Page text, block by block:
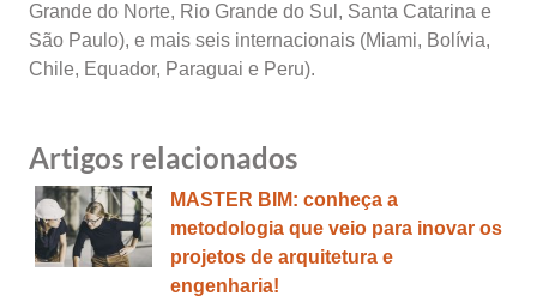
Grande do Norte, Rio Grande do Sul, Santa Catarina e
São Paulo), e mais seis internacionais (Miami, Bolívia,
Chile, Equador, Paraguai e Peru).
Artigos relacionados
MASTER BIM: conheça a
metodologia que veio para inovar os
projetos de arquitetura e
engenharia!